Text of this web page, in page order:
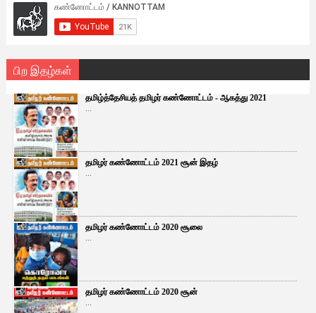
பிற இதழ்கள்
தமிழ்த்தேசியத் தமிழர் கண்ணோட்டம் - ஆகத்து 2021
...
தமிழர் கண்ணோட்டம் 2021 சூன் இதழ்
...
தமிழர் கண்ணோட்டம் 2020 சூலை
...
தமிழர் கண்ணோட்டம் 2020 சூன்
...